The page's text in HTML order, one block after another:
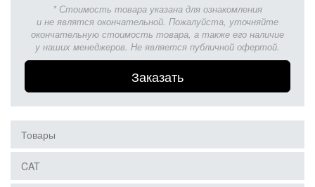
* Стоимость товара указана для ознакомления
и не являтся окончательной. Пожалуйста, уточняйте
окончательную стоимость товара, а также его наличие
у наших менеджеров. Не является публичной офертой.
Заказать
Товары
CAT